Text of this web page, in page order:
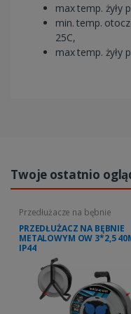
max temp. żyły
min. temp.
25C,
max temp. żyły
Twoje ostatnio
Przedłużacze na bębnie
PRZEDŁUŻACZ NA BĘBNIE
METALOWYM OW 3*2,5
IP44